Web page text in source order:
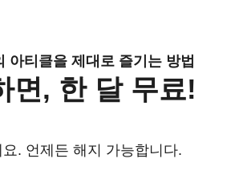
아티클을 제대로 즐기는 방법
면, 한 달 무료!
. 언제든 해지 가능합니다.